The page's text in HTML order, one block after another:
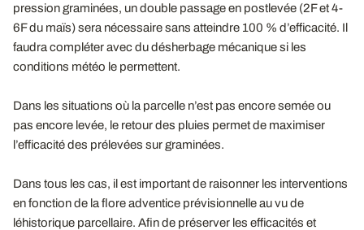
pression graminées, un double passage en postlevée (2F et 4-
6F du maïs) sera nécessaire sans atteindre 100 % d’efficacité. Il
faudra compléter avec du désherbage mécanique si les
conditions météo le permettent.
Dans les situations où la parcelle n’est pas encore semée ou
pas encore levée, le retour des pluies permet de maximiser
l’efficacité des prélevées sur graminées.
Dans tous les cas, il est important de raisonner les interventions
en fonction de la flore adventice prévisionnelle au vu de
léhistorique parcellaire. Afin de préserver les efficacités et